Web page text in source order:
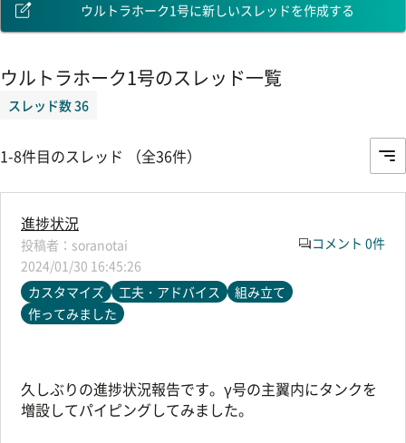
ウルトラホーク1号に新しいスレッドを作成する
ウルトラホーク1号のスレッド一覧
スレッド数 36
1-8件目のスレッド （全36件）
進捗状況
soranotai
2024/01/30 16:45:26
コメント 0件
カスタマイズ 工夫・アドバイス
組み立て
作ってみました
久しぶりの進捗状況報告です。γ号の主翼内にタンクを
増設してパイピングしてみました。